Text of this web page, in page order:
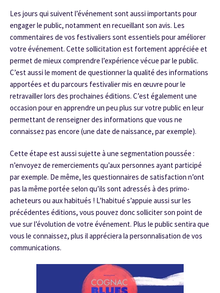
Les jours qui suivent l’événement sont aussi importants pour
engager le public, notamment en recueillant son avis. Les
commentaires de vos festivaliers sont essentiels pour améliorer
votre événement. Cette sollicitation est fortement appréciée et
permet de mieux comprendre l’expérience vécue par le public.
C’est aussi le moment de questionner la qualité des informations
apportées et du parcours festivalier mis en œuvre pour le
retravailler lors des prochaines éditions. C’est également une
occasion pour en apprendre un peu plus sur votre public en leur
permettant de renseigner des informations que vous ne
connaissez pas encore (une date de naissance, par exemple).
Cette étape est aussi sujette à une segmentation poussée :
n’envoyez de remerciements qu’aux personnes ayant participé
par exemple. De même, les questionnaires de satisfaction n’ont
pas la même portée selon qu’ils sont adressés à des primo-
acheteurs ou aux habitués ! L’habitué s’appuie aussi sur les
précédentes éditions, vous pouvez donc solliciter son point de
vue sur l’évolution de votre événement. Plus le public sentira que
vous le connaissez, plus il appréciera la personnalisation de vos
communications.